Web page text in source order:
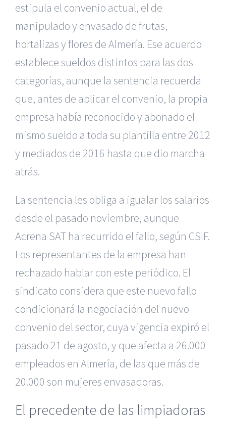
estipula el convenio actual, el de
manipulado y envasado de frutas,
hortalizas y flores de Almería. Ese acuerdo
establece sueldos distintos para las dos
categorías, aunque la sentencia recuerda
que, antes de aplicar el convenio, la propia
empresa había reconocido y abonado el
mismo sueldo a toda su plantilla entre 2012
y mediados de 2016 hasta que dio marcha
atrás.
La sentencia les obliga a igualar los salarios
desde el pasado noviembre, aunque
Acrena SAT ha recurrido el fallo, según CSIF.
Los representantes de la empresa han
rechazado hablar con este periódico. El
sindicato considera que este nuevo fallo
condicionará la negociación del nuevo
convenio del sector, cuya vigencia expiró el
pasado 21 de agosto, y que afecta a 26.000
empleados en Almería, de las que más de
20.000 son mujeres envasadoras.
El precedente de las limpiadoras